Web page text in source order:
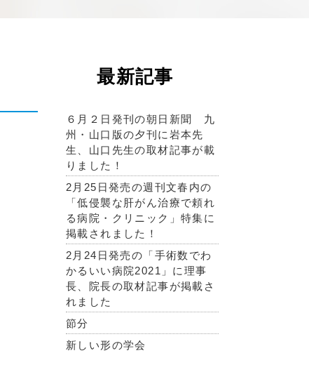
最新記事
６月２日発刊の朝日新聞 九
州・山口版の夕刊に岩本先
生、山口先生の取材記事が載
りました！
2月25日発売の週刊文春内の
「低侵襲な肝がん治療で頼れ
る病院・クリニック」特集に
掲載されました！
2月24日発売の「手術数でわ
かるいい病院2021」に理事
長、院長の取材記事が掲載さ
れました
節分
新しい形の学会